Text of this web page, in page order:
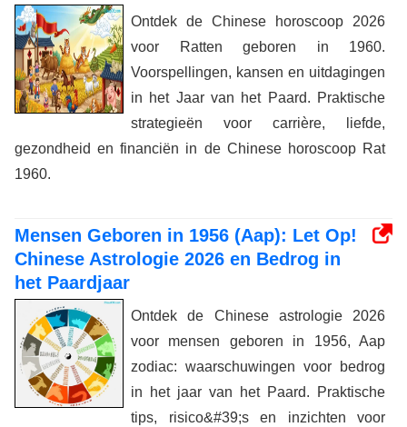
Ontdek de Chinese horoscoop 2026
voor Ratten geboren in 1960.
Voorspellingen, kansen en uitdagingen
in het Jaar van het Paard. Praktische
strategieën voor carrière, liefde,
gezondheid en financiën in de Chinese horoscoop Rat
1960.
Mensen Geboren in 1956 (Aap): Let Op!
Chinese Astrologie 2026 en Bedrog in
het Paardjaar
Ontdek de Chinese astrologie 2026
voor mensen geboren in 1956, Aap
zodiac: waarschuwingen voor bedrog
in het jaar van het Paard. Praktische
tips, risico&#39;s en inzichten voor